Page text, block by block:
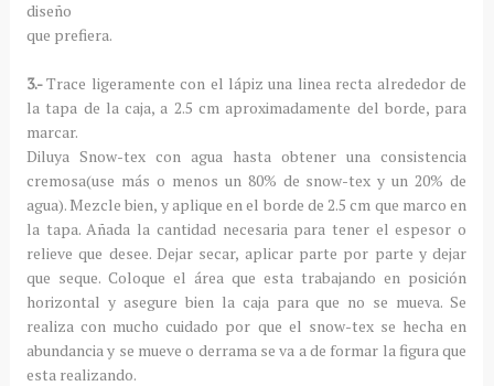
diseño
que prefiera.
3.-Trace ligeramente con el lápiz una linea recta alrededor de
la tapa de la caja, a 2.5 cm aproximadamente del borde, para
marcar.
Diluya Snow-tex con agua hasta obtener una consistencia
cremosa(use más o menos un 80% de snow-tex y un 20% de
agua). Mezcle bien, y aplique en el borde de 2.5 cm que marco en
la tapa. Añada la cantidad necesaria para tener el espesor o
relieve que desee. Dejar secar, aplicar parte por parte y dejar
que seque. Coloque el área que esta trabajando en posición
horizontal y asegure bien la caja para que no se mueva. Se
realiza con mucho cuidado por que el snow-tex se hecha en
abundancia y se mueve o derrama se va a de formar la figura que
esta realizando.